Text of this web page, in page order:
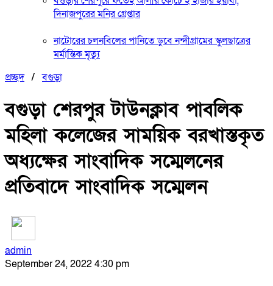
দিনাজপুরের মনির গ্রেপ্তার
নাটোরের চলনবিলের পানিতে ডুবে নন্দীগ্রামের স্কুলছাত্রের
মর্মান্তিক মৃত্যু
প্রচ্ছদ/বগুড়া
বগুড়া শেরপুর টাউনক্লাব পাবলিক
মহিলা কলেজের সাময়িক বরখাস্তকৃত
অধ্যক্ষের সাংবাদিক সম্মেলনের
প্রতিবাদে সাংবাদিক সম্মেলন
admin
September 24, 2022 4:30 pm